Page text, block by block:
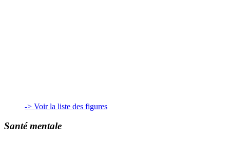
-> Voir la liste des figures
Santé mentale